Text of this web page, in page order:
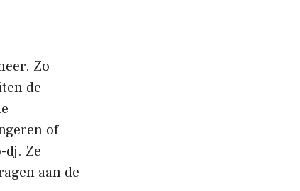
Zo
de
of
dj. Ze
aan de